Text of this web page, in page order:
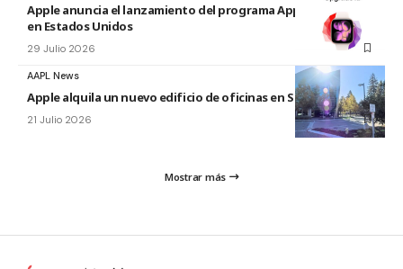
Apple anuncia el lanzamiento del programa Apple Upgrade
en Estados Unidos
29 Julio 2026
AAPL News
Apple alquila un nuevo edificio de oficinas en Sunnyvale
21 Julio 2026
Mostrar más